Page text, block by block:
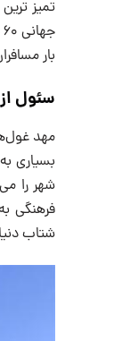
بار
سئول
مهد
بسیاری
شهر را
شتاب